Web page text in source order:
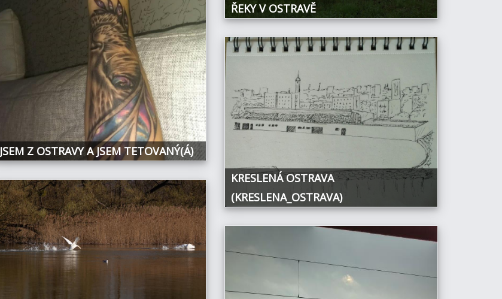
ŘEKY V OSTRAVĚ
JSEM Z OSTRAVY A JSEM TETOVANÝ(Á)
KRESLENÁ OSTRAVA
(KRESLENA_OSTRAVA)